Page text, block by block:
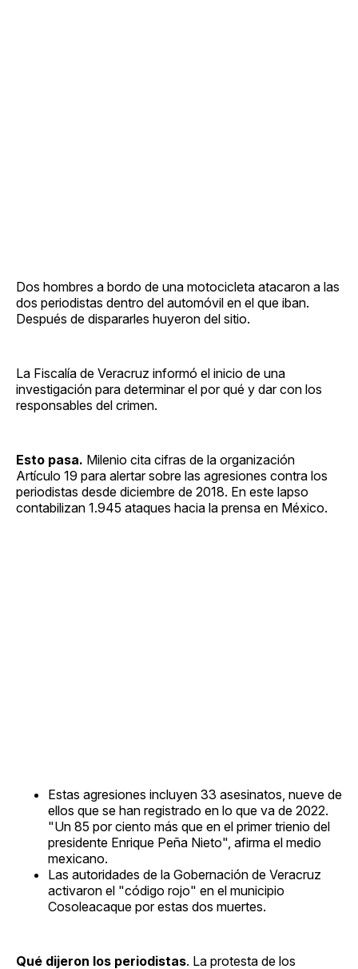
Dos hombres a bordo de una motocicleta atacaron a las
dos periodistas dentro del automóvil en el que iban.
Después de dispararles huyeron del sitio.
La Fiscalía de Veracruz informó el inicio de una
investigación para determinar el por qué y dar con los
responsables del crimen.
Esto pasa. Milenio cita cifras de la organización
Artículo 19 para alertar sobre las agresiones contra los
periodistas desde diciembre de 2018. En este lapso
contabilizan 1.945 ataques hacia la prensa en México.
Estas agresiones incluyen 33 asesinatos, nueve de
ellos que se han registrado en lo que va de 2022.
"Un 85 por ciento más que en el primer trienio del
presidente Enrique Peña Nieto", afirma el medio
mexicano.
Las autoridades de la Gobernación de Veracruz
activaron el "código rojo" en el municipio
Cosoleacaque por estas dos muertes.
Qué dijeron los periodistas. La protesta de los